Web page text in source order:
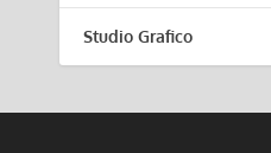
Studio Grafico